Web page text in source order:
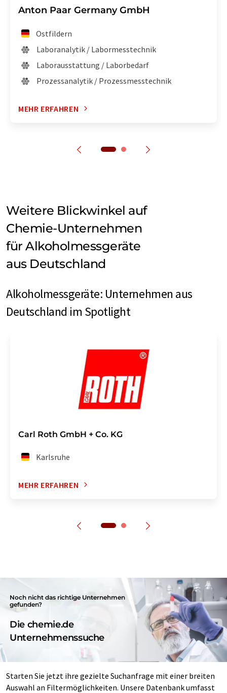
Anton Paar Germany GmbH
Ostfildern
Laboranalytik / Labormesstechnik
Laborausstattung / Laborbedarf
Prozessanalytik / Prozessmesstechnik
MEHR ERFAHREN
Weitere Blickwinkel auf
Chemie-Unternehmen
für Alkoholmessgeräte
aus Deutschland
Alkoholmessgeräte: Unternehmen aus
Deutschland im Spotlight
Carl Roth GmbH + Co. KG
Karlsruhe
MEHR ERFAHREN
Noch nicht das richtige Unternehmen
gefunden?
Die chemie.de
Unternehmenssuche
Starten Sie jetzt ihre gezielte Suchanfrage mit einer breiten
Auswahl an Filtermöglichkeiten. Unsere Datenbank umfasst